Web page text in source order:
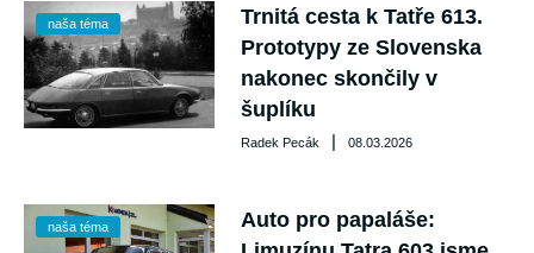
naša téma
Trnitá cesta k Tatře 613.
Prototypy ze Slovenska
nakonec skončily v
šuplíku
Radek Pecák | 08.03.2026
naša téma
Auto pro papaláše: